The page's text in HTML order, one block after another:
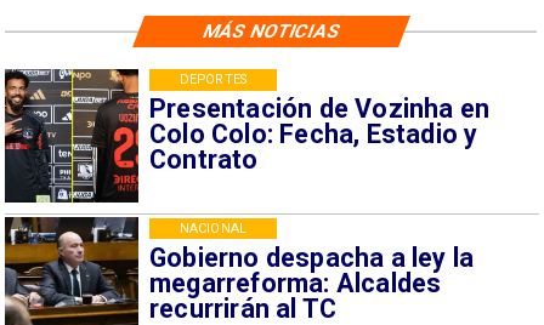
Presentación de Vozinha en
Colo Colo: Fecha, Estadio y
Contrato
DEPORTES
Gobierno despacha a ley la
megarreforma: Alcaldes
recurrirán al TC
NACIONAL
MÁS NOTICIAS